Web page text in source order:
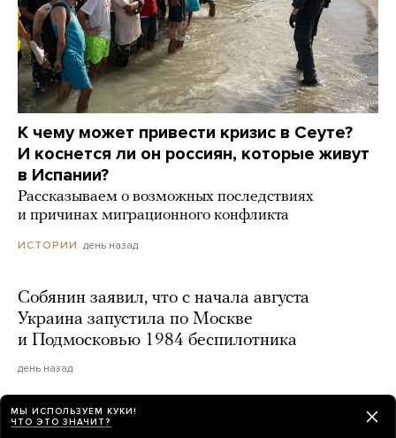
К чему может привести кризис в Сеуте?
И коснется ли он россиян, которые живут
в Испании?
Рассказываем о возможных последствиях
и причинах миграционного конфликта
ИСТОРИИ день назад
Собянин заявил, что с начала августа
Украина запустила по Москве
и Подмосковью 1984 беспилотника
день назад
Почти 400 украинских беспилотников
МЫ ИСПОЛЬЗУЕМ КУКИ!
ЧТО ЭТО ЗНАЧИТ?